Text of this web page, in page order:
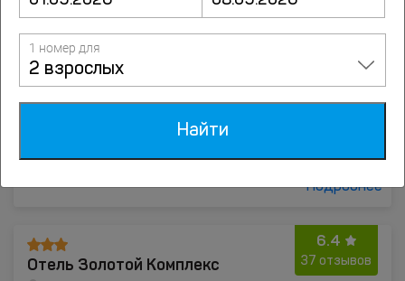
от2500руб.
Подробнее
6.4
37 отзывов
Отель Золотой Комплекс
1 номер для
2 взрослых
Найти